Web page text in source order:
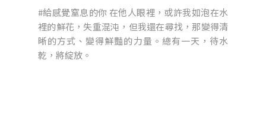
#給感覺窒息的你 在他人眼裡，或許我如泡在水
裡的鮮花，失重混沌，但我還在尋找，那變得清
晰的方式、變得鮮豔的力量。總有一天，待水
乾，將綻放。